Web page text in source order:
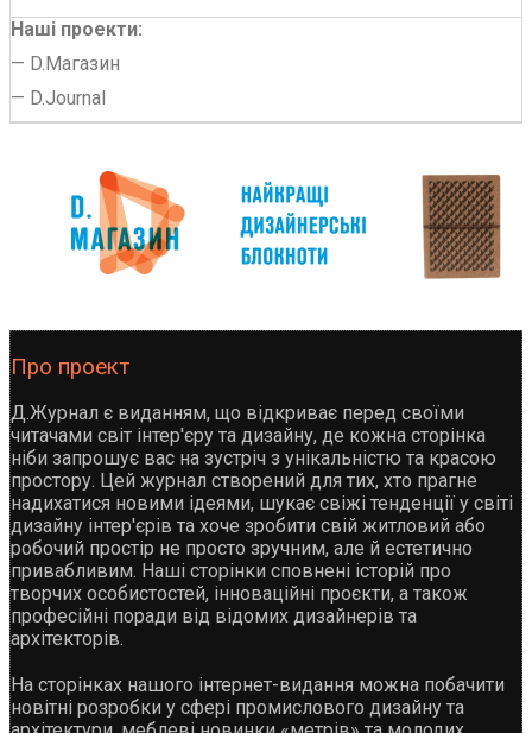
Наші проекти:
— D.Магазин
— D.Journal
Про проект
Д.Журнал є виданням, що відкриває перед своїми
читачами світ інтер'єру та дизайну, де кожна сторінка
ніби запрошує вас на зустріч з унікальністю та красою
простору. Цей журнал створений для тих, хто прагне
надихатися новими ідеями, шукає свіжі тенденції у світі
дизайну інтер'єрів та хоче зробити свій житловий або
робочий простір не просто зручним, але й естетично
привабливим. Наші сторінки сповнені історій про
творчих особистостей, інноваційні проєкти, а також
професійні поради від відомих дизайнерів та
архітекторів.
На сторінках нашого інтернет-видання можна побачити
новітні розробки у сфері промислового дизайну та